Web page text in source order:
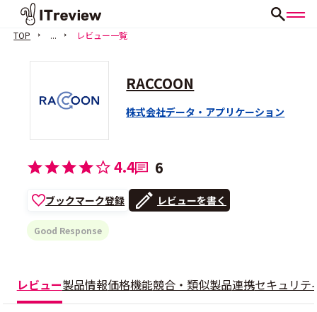
TOP ... レビュー一覧
RACCOON
株式会社データ・アプリケーション
4.4 6
ブックマーク登録 レビューを書く
Good Response
レビュー製品情報価格機能競合・類似製品連携セキュリテ